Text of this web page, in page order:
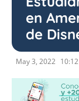
en
de
May 3, 2022 10:12